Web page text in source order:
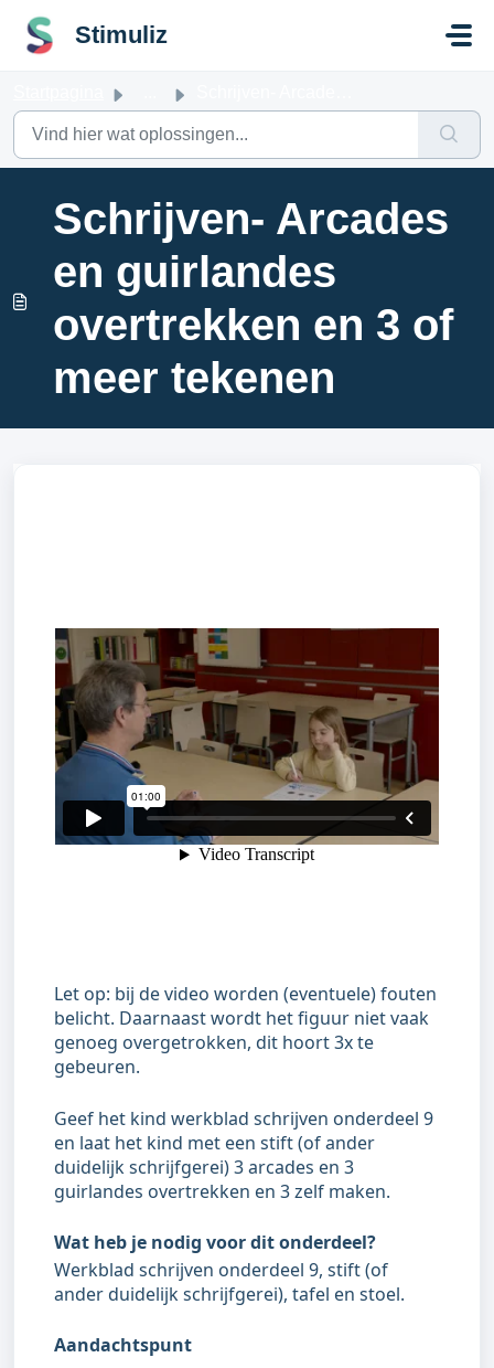
Stimuliz
Schrijven- Arcades
en guirlandes
overtrekken en 3 of
meer tekenen
Let op: bij de video worden (eventuele) fouten
belicht. Daarnaast wordt het figuur niet vaak
genoeg overgetrokken, dit hoort 3x te
gebeuren.
Geef het kind werkblad schrijven onderdeel 9
en laat het kind met een stift (of ander
duidelijk schrijfgerei) 3 arcades en 3
guirlandes overtrekken en 3 zelf maken.
Wat heb je nodig voor dit onderdeel?
Werkblad schrijven onderdeel 9, stift (of
ander duidelijk schrijfgerei), tafel en stoel.
Aandachtspunt